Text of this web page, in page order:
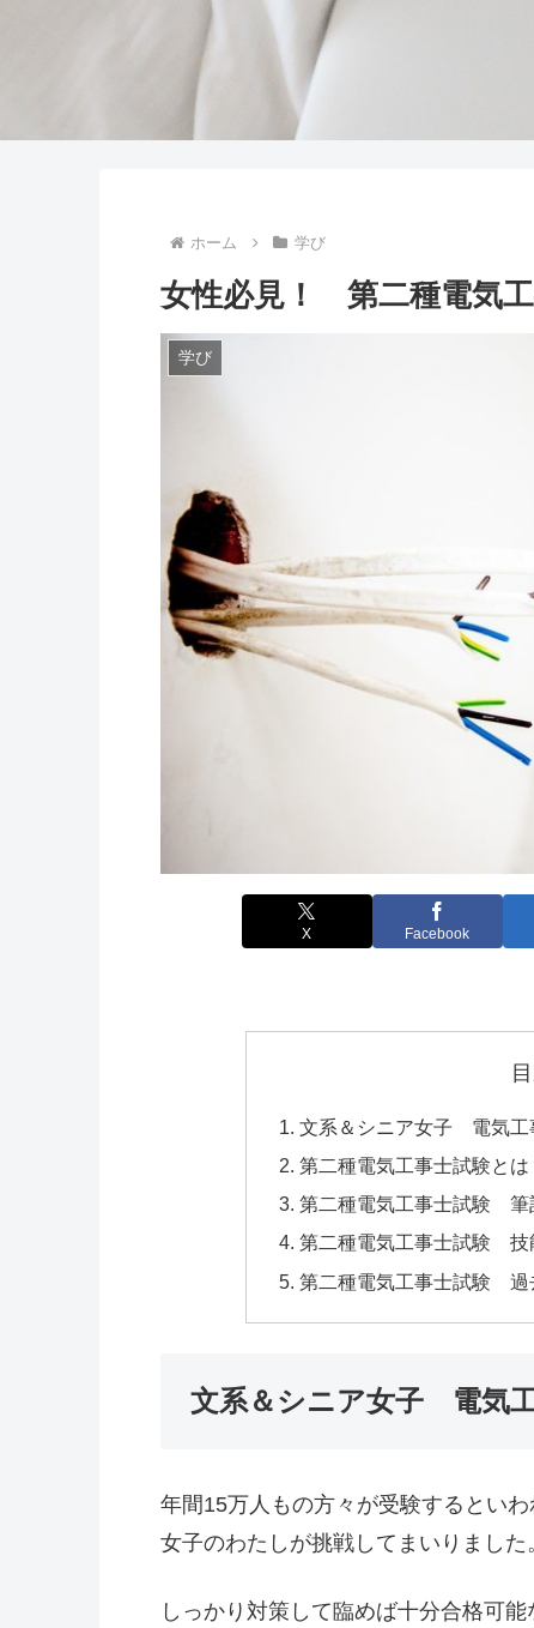
ホーム 学び
女性必見！ 第二種電気
学び
X Facebook
文系＆シニア女子 電気工
第二種電気工事士試験とは
第二種電気工事士試験
第二種電気工事士試験
第二種電気工事士試験 過
文系＆シニア女子 電気
年間15万人もの方々が受験するとい
女子のわたしが挑戦してまいりました
しっかり対策して臨めば十分合格可